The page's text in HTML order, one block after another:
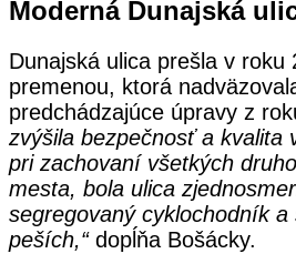
Moderná Dunajská
Dunajská ulica prešla v roku
premenou, ktorá
predchádzajúce úpravy z
zvýšila bezpečnosť a kvalita
pri zachovaní všetkých
mesta, bola ulica
segregovaný cyklochodník
peších,“ dopĺňa Bošácky.